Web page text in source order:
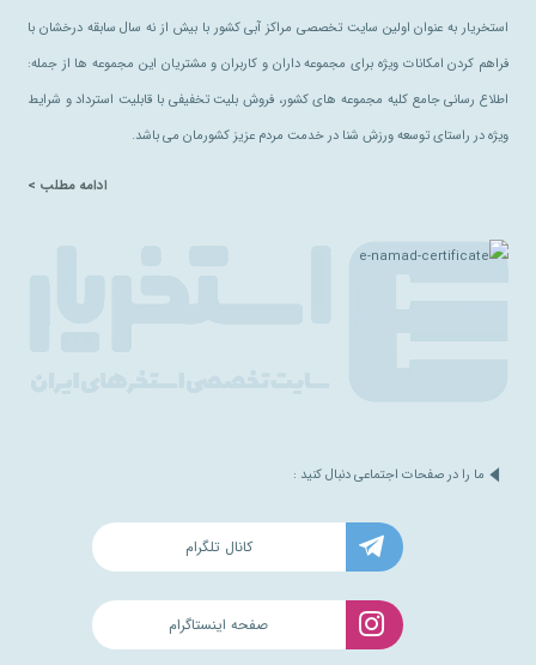
استخریار به عنوان اولین سایت تخصصی مراکز آبی کشور با بیش از نه سال سابقه درخشان با
فراهم کردن امکانات ویژه برای مجموعه داران و کاربران و مشتریان این مجموعه ها از جمله:
اطلاع رسانی جامع کلیه مجموعه های کشور، فروش بلیت تخفیفی با قابلیت استرداد و شرایط
ویژه در راستای توسعه ورزش شنا در خدمت مردم عزیز کشورمان می باشد.
ادامه مطلب >
ما را در صفحات اجتماعی دنبال کنید :
کانال تلگرام
صفحه اینستاگرام